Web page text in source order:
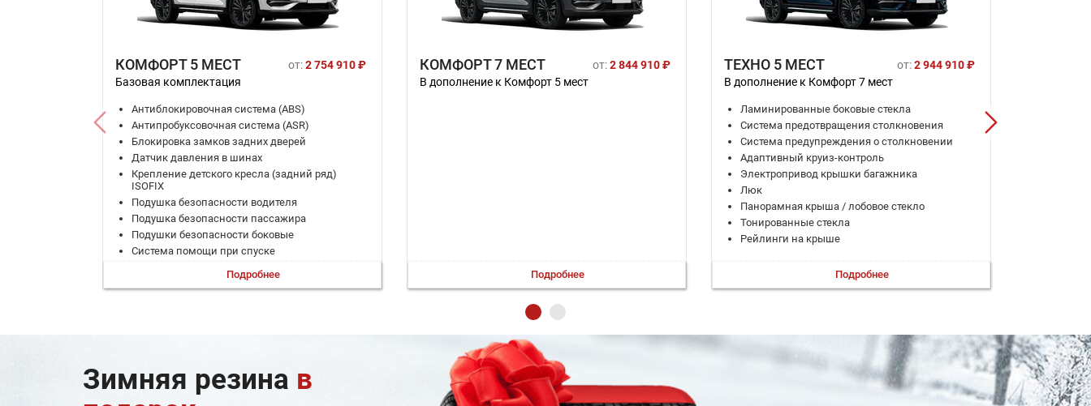
КОМФОРТ 5 МЕСТ от:2 754 910 ₽
Базовая комплектация
Антиблокировочная система (ABS)
Антипробуксовочная система (ASR)
Блокировка замков задних дверей
Датчик давления в шинах
Крепление детского кресла (задний ряд)
ISOFIX
Подушка безопасности водителя
Подушка безопасности пассажира
Подушки безопасности боковые
Система помощи при спуске
Система помощи при старте в гору (HSA)
Система помощи при торможении (BAS; EBD)
Камера задняя
Камеры кругового обзора
Подробнее
КОМФОРТ 7 МЕСТ от:2 844 910 ₽
В дополнение к Комфорт 5 мест
Подробнее
ТЕХНО 5 МЕСТ от:2 944 910 ₽
В дополнение к Комфорт 7 мест
Ламинированные боковые стекла
Система предотвращения столкновения
Система предупреждения о столкновении
Адаптивный круиз-контроль
Электропривод крышки багажника
Люк
Панорамная крыша / лобовое стекло
Тонированные стекла
Рейлинги на крыше
Подробнее
Зимняя резина в